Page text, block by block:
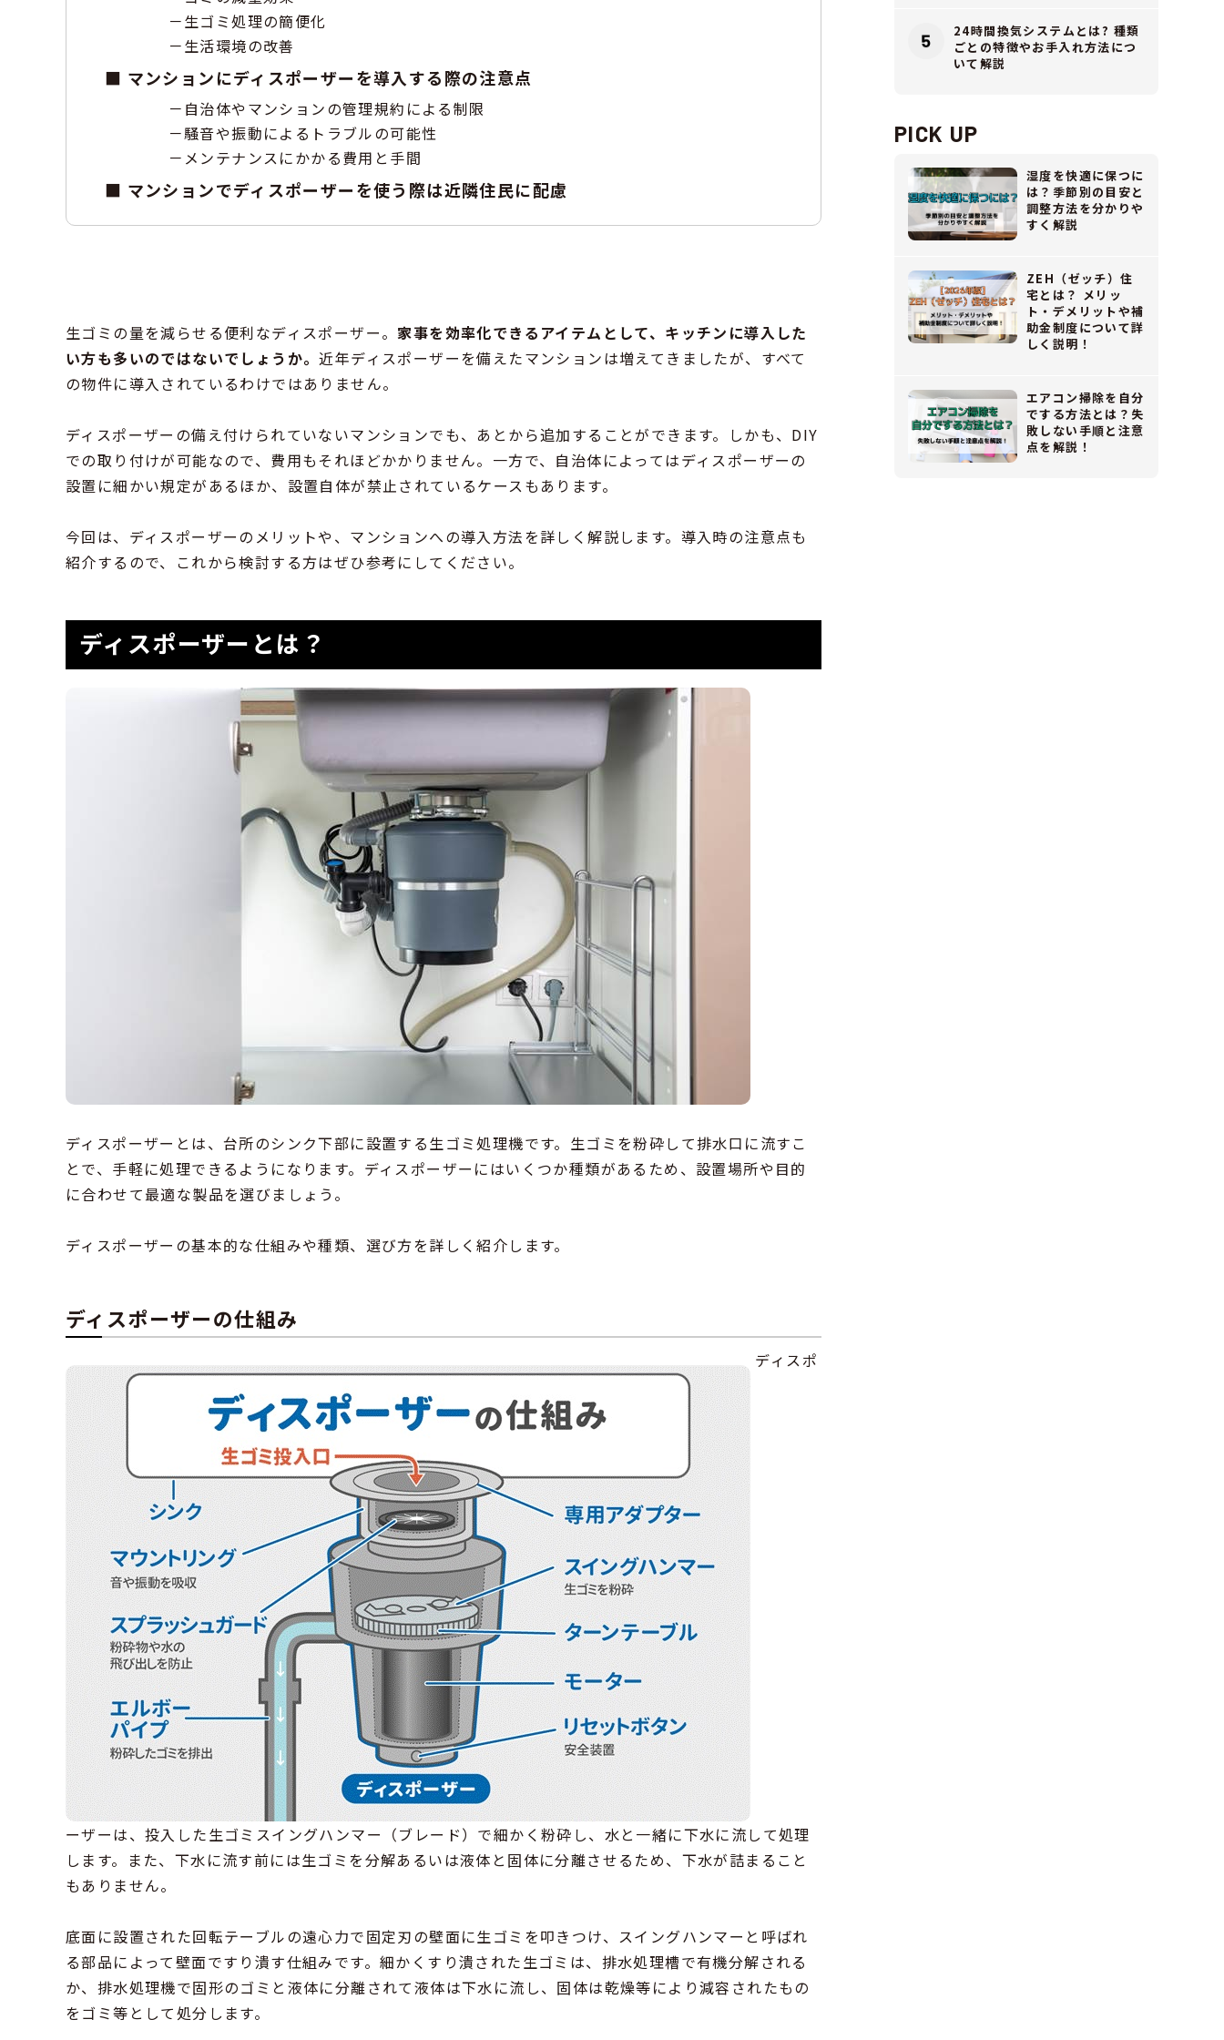
生ゴミ処理の簡便化
生活環境の改善
マンションにディスポーザーを導入する際の注意点
自治体やマンションの管理規約による制限
騒音や振動によるトラブルの可能性
メンテナンスにかかる費用と手間
マンションでディスポーザーを使う際は近隣住民に配慮
生ゴミの量を減らせる便利なディスポーザー。家事を効率化できるアイテムとして、キッチンに導入した
い方も多いのではないでしょうか。近年ディスポーザーを備えたマンションは増えてきましたが、すべて
の物件に導入されているわけではありません。
ディスポーザーの備え付けられていないマンションでも、あとから追加することができます。しかも、DIY
での取り付けが可能なので、費用もそれほどかかりません。一方で、自治体によってはディスポーザーの
設置に細かい規定があるほか、設置自体が禁止されているケースもあります。
今回は、ディスポーザーのメリットや、マンションへの導入方法を詳しく解説します。導入時の注意点も
紹介するので、これから検討する方はぜひ参考にしてください。
ディスポーザーとは？
ディスポーザーとは、台所のシンク下部に設置する生ゴミ処理機です。生ゴミを粉砕して排水口に流すこ
とで、手軽に処理できるようになります。ディスポーザーにはいくつか種類があるため、設置場所や目的
に合わせて最適な製品を選びましょう。
ディスポーザーの基本的な仕組みや種類、選び方を詳しく紹介します。
ディスポーザーの仕組み
ディスポ
ーザーは、投入した生ゴミスイングハンマー（ブレード）で細かく粉砕し、水と一緒に下水に流して処理
します。また、下水に流す前には生ゴミを分解あるいは液体と固体に分離させるため、下水が詰まること
もありません。
底面に設置された回転テーブルの遠心力で固定刃の壁面に生ゴミを叩きつけ、スイングハンマーと呼ばれ
る部品によって壁面ですり潰す仕組みです。細かくすり潰された生ゴミは、排水処理槽で有機分解される
か、排水処理機で固形のゴミと液体に分離されて液体は下水に流し、固体は乾燥等により減容されたもの
をゴミ等として処分します。
24時間換気システムとは? 種類
ごとの特徴やお手入れ方法につ
いて解説
PICK UP
湿度を快適に保つに
は？季節別の目安と
調整方法を分かりや
すく解説
ZEH（ゼッチ）住
宅とは？ メリッ
ト・デメリットや補
助金制度について詳
しく説明！
エアコン掃除を自分
でする方法とは？失
敗しない手順と注意
点を解説！